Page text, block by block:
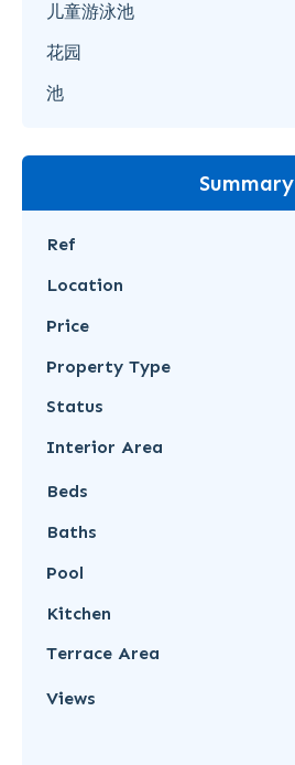
儿童游泳池
花园
池
Summary
Ref
Location
Price
Property Type
Status
Interior Area
Beds
Baths
Pool
Kitchen
Terrace Area
Views